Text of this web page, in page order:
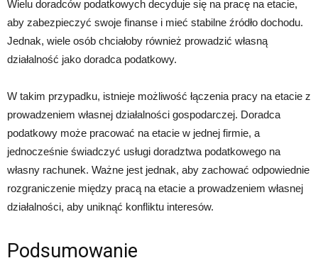
Wielu doradców podatkowych decyduje się na pracę na etacie,
aby zabezpieczyć swoje finanse i mieć stabilne źródło dochodu.
Jednak, wiele osób chciałoby również prowadzić własną
działalność jako doradca podatkowy.
W takim przypadku, istnieje możliwość łączenia pracy na etacie z
prowadzeniem własnej działalności gospodarczej. Doradca
podatkowy może pracować na etacie w jednej firmie, a
jednocześnie świadczyć usługi doradztwa podatkowego na
własny rachunek. Ważne jest jednak, aby zachować odpowiednie
rozgraniczenie między pracą na etacie a prowadzeniem własnej
działalności, aby uniknąć konfliktu interesów.
Podsumowanie